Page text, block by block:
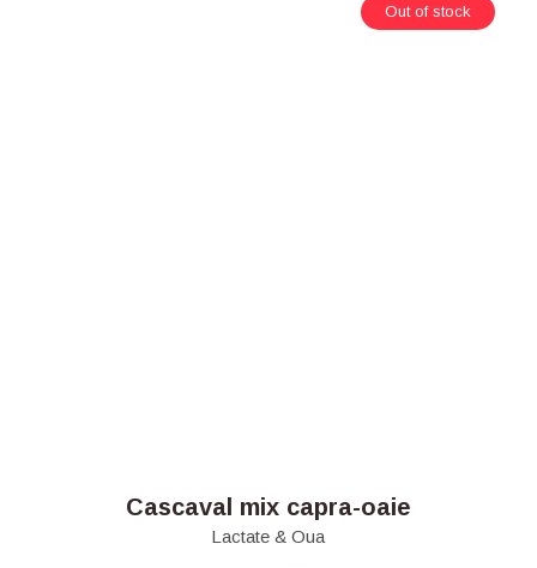
Out of stock
Cascaval mix capra-oaie
Lactate & Oua